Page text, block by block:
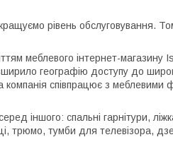
рівень обслуговування.
меблевого інтернет-магазину
географію доступу до
компанія співпрацює з меблевими
іншого: спальні гарнітури,
трюмо, тумби для телевізора,